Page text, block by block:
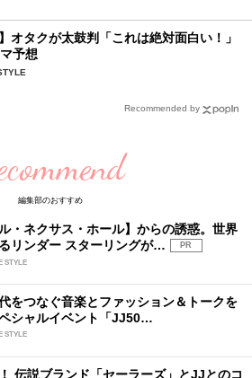
オタクが太鼓判「これは絶対面白い！」
予想
Recommended by
編集部のおすすめ
ル・ネクサス・ホール】からの誘惑。世界
リンダー スターリングが…
PR
STYLE
をつなぐ音楽とファッション＆トークを
シャルイベント「JJ50…
STYLE
伝説ブランド「セーラーズ」とJJとのコ